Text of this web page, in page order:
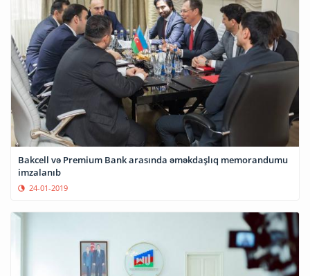
Bakcell və Premium Bank arasında əməkdaşlıq memorandumu
imzalanıb
24-01-2019